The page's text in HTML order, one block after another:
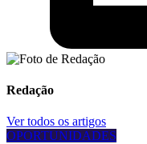
Redação
Ver todos os artigos
OPORTUNIDADES